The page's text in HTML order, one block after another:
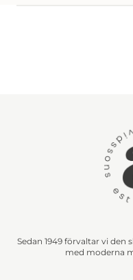
Sedan 1949 förvaltar vi den
med moderna